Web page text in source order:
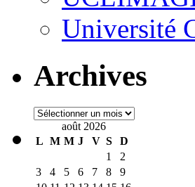
Université
Archives
Archives
août 2026
L M M J V S
D
1
2
3
4 5 6 7 8
9